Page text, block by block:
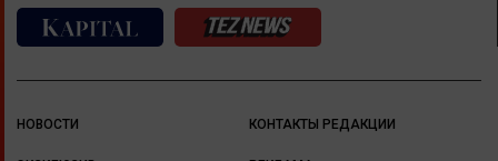
НОВОСТИ КОНТАКТЫ РЕДАКЦИИ